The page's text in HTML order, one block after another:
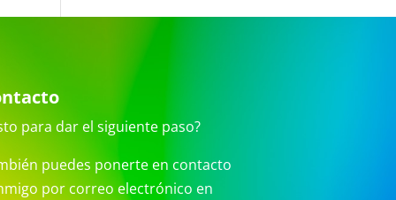
para dar el siguiente paso?
puedes ponerte en contacto
por correo electrónico en